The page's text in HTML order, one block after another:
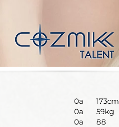
0a
173cm
0a
59kg
0a
88